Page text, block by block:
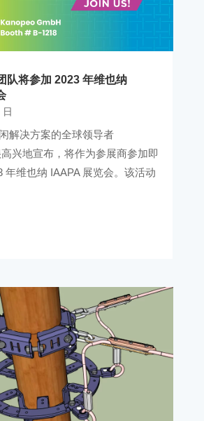
队将参加 2023 年维也纳
解决方案的全球领导者
兴地宣布，将作为参展商参加即
年维也纳 IAAPA 展览会。该活动